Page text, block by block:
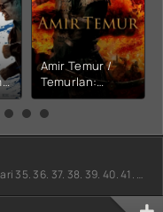
Amir Temur /
Temurlan:
Fathchining
yuksalishi
tarjima kino Full
HD tas-ix
40. 41. 42. 43. 44. 45. 46. 47 Qism Xitoy seriali dramasi 2025 U